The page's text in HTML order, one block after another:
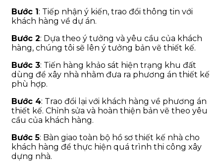
Bước 1 : Tiếp nhận ý kiến, trao đổi thông tin với
khách hàng về dự án.
Bước 2: Dựa theo ý tưởng và yêu cầu của khách
hàng, chúng tôi sẽ lên ý tưởng bản vẽ thiết kế.
Bước 3: Tiến hàng khảo sát hiện trạng khu đất
dùng để xây nhà nhằm đưa ra phương án thiết kế
phù hợp.
Bước 4: Trao đổi lại với khách hàng về phương án
thiết kế. Chỉnh sửa và hoàn thiện bản vẽ theo yêu
cầu của khách hàng.
Bước 5: Bàn giao toàn bộ hồ sơ thiết kế nhà cho
khách hàng để thực hiện quá trình thi công xây
dựng nhà.